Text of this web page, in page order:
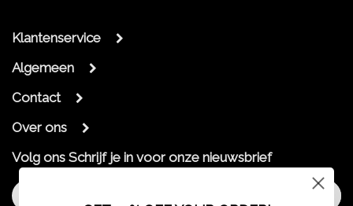
Klantenservice
Algemeen
Contact
Over ons
Volg ons Schrijf je in voor onze nieuwsbrief